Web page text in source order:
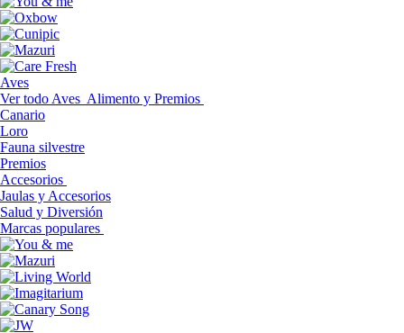
Aves
Ver todo Aves Alimento y Premios
Canario
Loro
Fauna silvestre
Premios
Accesorios
Jaulas y Accesorios
Salud y Diversión
Marcas populares